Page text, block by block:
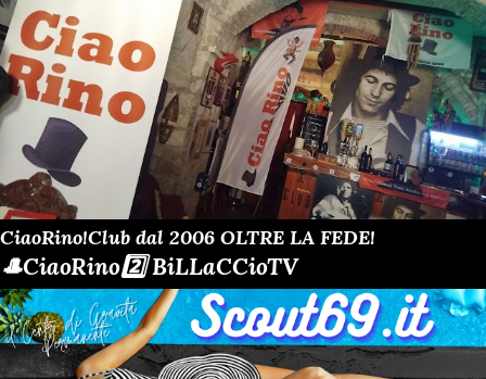
CiaoRino!Club dal 2006 OLTRE LA FEDE!
🎩CiaoRino2️⃣ BiLLaCCioTV